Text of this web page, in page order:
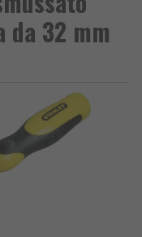
da 32 mm